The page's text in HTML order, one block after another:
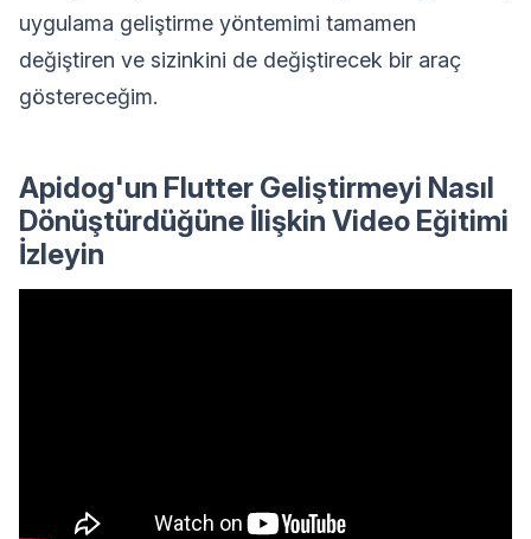
uygulama geliştirme yöntemimi tamamen
değiştiren ve sizinkini de değiştirecek bir araç
göstereceğim.
Apidog'un Flutter Geliştirmeyi Nasıl
Dönüştürdüğüne İlişkin Video Eğitimi
İzleyin